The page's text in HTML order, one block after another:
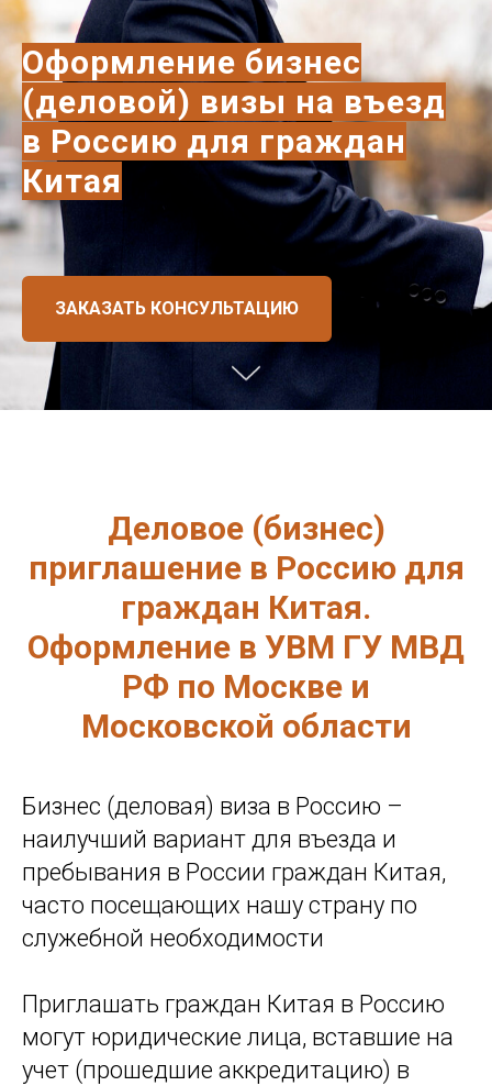
Оформление бизнес
(деловой) визы на въезд
в Россию для граждан
Китая
ЗАКАЗАТЬ КОНСУЛЬТАЦИЮ
Деловое (бизнес)
приглашение в Россию для
граждан Китая.
Оформление в УВМ ГУ МВД
РФ по Москве и
Московской области
Бизнес (деловая) виза в Россию –
наилучший вариант для въезда и
пребывания в России граждан Китая,
часто посещающих нашу страну по
служебной необходимости
Приглашать граждан Китая в Россию
могут юридические лица, вставшие на
учет (прошедшие аккредитацию) в